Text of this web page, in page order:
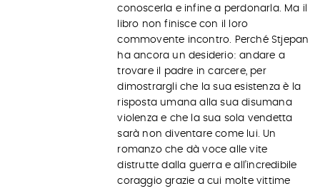
conoscerla e infine a perdonarla. Ma il
libro non finisce con il loro
commovente incontro. Perché Stjepan
ha ancora un desiderio: andare a
trovare il padre in carcere, per
dimostrargli che la sua esistenza è la
risposta umana alla sua disumana
violenza e che la sua sola vendetta
sarà non diventare come lui. Un
romanzo che dà voce alle vite
distrutte dalla guerra e all’incredibile
coraggio grazie a cui molte vittime